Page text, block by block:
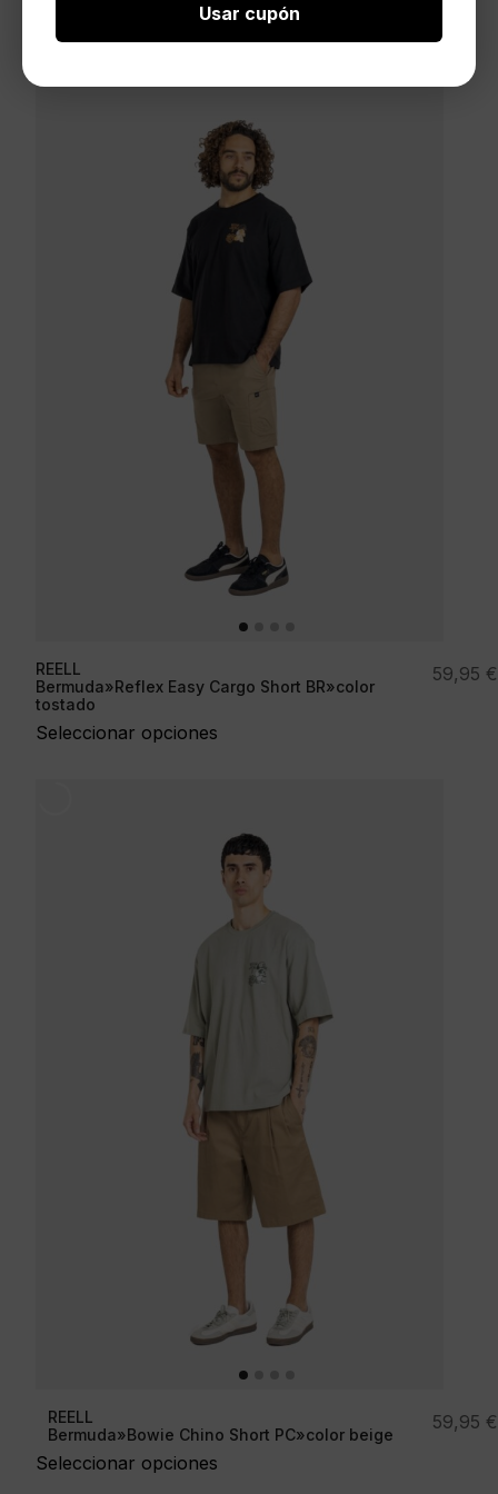
REELL
Bermuda»Reflex Easy Cargo Short BR»color
tostado
Seleccionar opciones
59,95 €
REELL
Bermuda»Bowie Chino Short PC»color beige
Seleccionar opciones
59,95 €
Usar cupón